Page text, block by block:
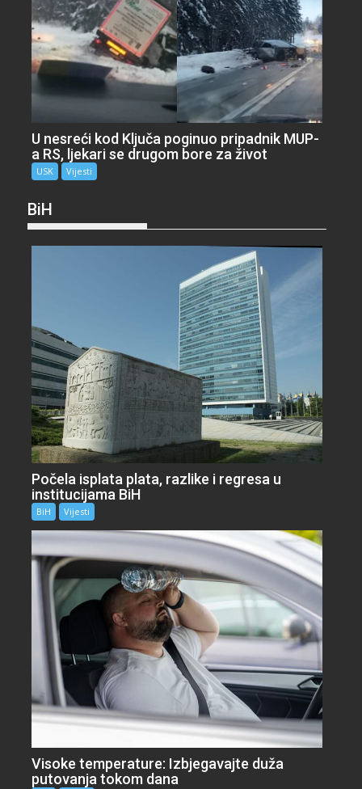
U nesreći kod Ključa poginuo pripadnik MUP-
a RS, ljekari se drugom bore za život
USK Vijesti
BiH
Počela isplata plata, razlike i regresa u
institucijama BiH
BiH Vijesti
Visoke temperature: Izbjegavajte duža
putovanja tokom dana